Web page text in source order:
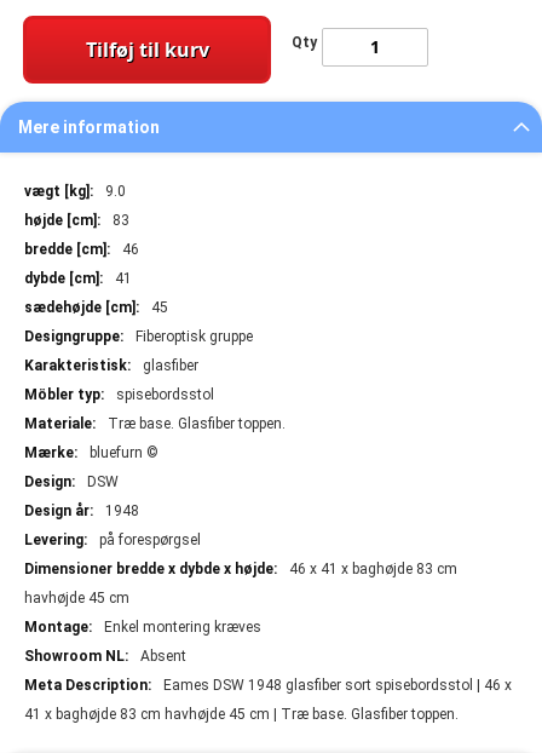
Qty
Tilføj til kurv
Mere information
Mere
information
9.0
83
46
41
45
Fiberoptisk gruppe
glasfiber
spisebordsstol
Træ base. Glasfiber toppen.
bluefurn ©
DSW
1948
på forespørgsel
46 x 41 x baghøjde 83 cm
havhøjde 45 cm
Enkel montering kræves
Absent
Eames DSW 1948 glasfiber sort spisebordsstol | 46 x
41 x baghøjde 83 cm havhøjde 45 cm | Træ base. Glasfiber toppen.